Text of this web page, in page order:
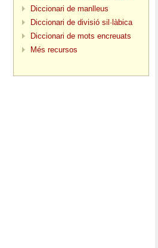
Diccionari de manlleus
Diccionari de divisió sil·làbica
Diccionari de mots encreuats
Més recursos